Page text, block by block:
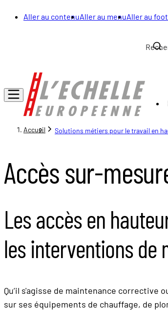
Aller au contenuAller au menuAller au
Accueil Solutions métiers pour le travail en
Accès sur-
Les accès en
les interventions de
Qu’il s'agisse de maintenance
sur ses équipements de chauffage, de